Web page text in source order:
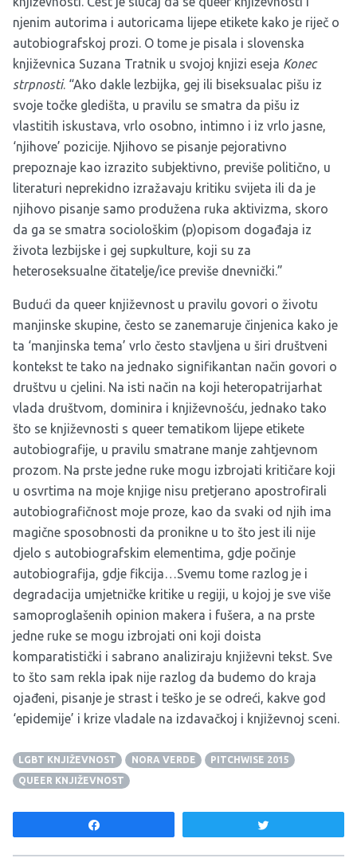
njenim autorima i autoricama lijepe etikete kako je riječ o
autobiografskoj prozi. O tome je pisala i slovenska
književnica Suzana Tratnik u svojoj knjizi eseja Konec
strpnosti. “Ako dakle lezbijka, gej ili biseksualac pišu iz
svoje točke gledišta, u pravilu se smatra da pišu iz
vlastitih iskustava, vrlo osobno, intimno i iz vrlo jasne,
‘njihove’ pozicije. Njihovo se pisanje pejorativno
prepoznaje kao izrazito subjektivno, previše politično, u
literaturi neprekidno izražavaju kritiku svijeta ili da je
njihovo pisanje samo produžena ruka aktivizma, skoro
da ga se smatra sociološkim (p)opisom događaja iz
života lezbijske i gej supkulture, koji su za
heteroseksualne čitatelje/ice previše dnevnički.”
Budući da queer književnost u pravilu govori o životu
manjinske skupine, često se zanemaruje činjenica kako je
ta ‘manjinska tema’ vrlo često stavljena u širi društveni
kontekst te tako na jednako signifikantan način govori o
društvu u cjelini. Na isti način na koji heteropatrijarhat
vlada društvom, dominira i književnošću, jednako tako
što se književnosti s queer tematikom lijepe etikete
autobiografije, u pravilu smatrane manje zahtjevnom
prozom. Na prste jedne ruke mogu izbrojati kritičare koji
u osvrtima na moje knjige nisu pretjerano apostrofirali
autobiografičnost moje proze, kao da svaki od njih ima
magične sposobnosti da pronikne u to što jest ili nije
djelo s autobiografskim elementima, gdje počinje
autobiografija, gdje fikcija…Svemu tome razlog je i
degradacija umjetničke kritike u regiji, u kojoj je sve više
samoproglašenih opinion makera i fušera, a na prste
jedne ruke se mogu izbrojati oni koji doista
komparatistički i sabrano analiziraju književni tekst. Sve
to što sam rekla ipak nije razlog da budemo do kraja
ojađeni, pisanje je strast i teško je se odreći, kakve god
‘epidemije’ i krize vladale na izdavačkoj i književnoj sceni.
LGBT KNJIŽEVNOST NORA VERDE
PITCHWISE 2015
QUEER KNJIŽEVNOST